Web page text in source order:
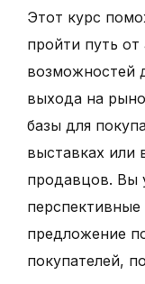
Этот курс
пройти путь
возможностей
выхода на
базы для
выставках или
продавцов. Вы
предложение
покупателей,